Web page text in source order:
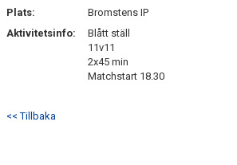
Plats:
Bromstens IP
Aktivitetsinfo:
Blått ställ
11v11
2x45 min
Matchstart 18.30
<< Tillbaka